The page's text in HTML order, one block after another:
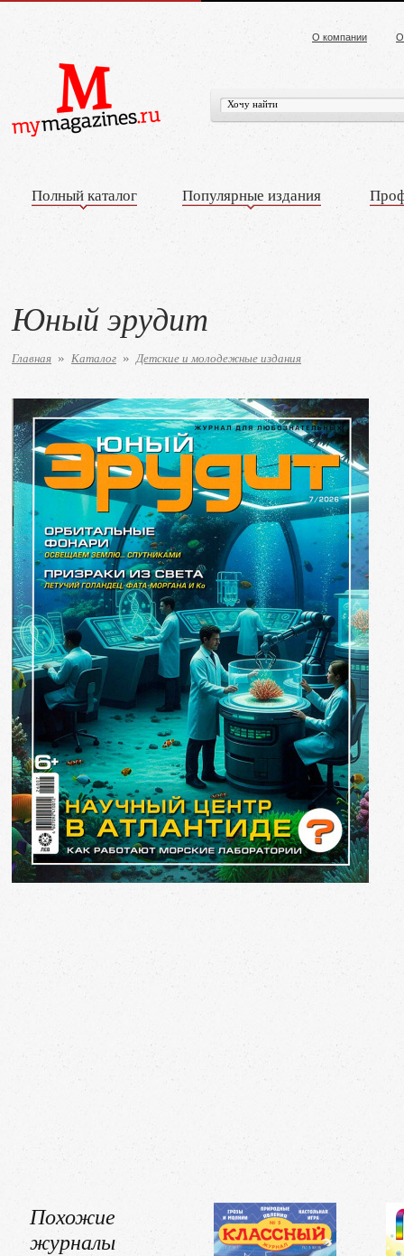
О компании
Полный каталог Популярные издания
Юный эрудит
Главная » Каталог » Детские и молодежные издания
Похожие
журналы